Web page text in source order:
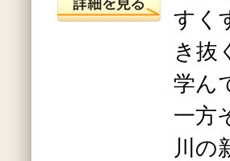
すく
き抜
学ん
一方
川の